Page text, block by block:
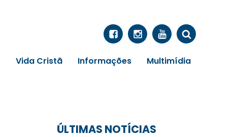
Vida Cristã Informações Multimídia
ÚLTIMAS NOTÍCIAS